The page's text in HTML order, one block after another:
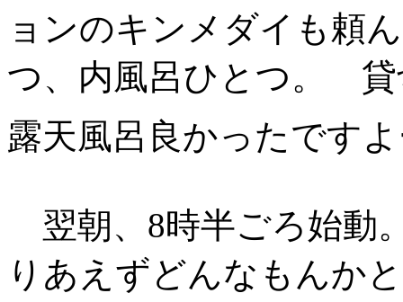
ョンのキンメダイも頼
つ、内風呂ひとつ。 貸
露天風呂良かったです
翌朝、8時半ごろ始動
りあえずどんなもんか